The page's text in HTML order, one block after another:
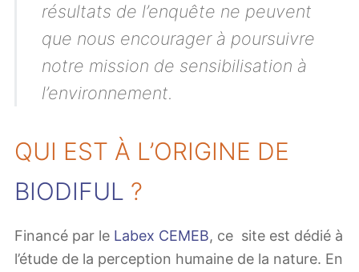
résultats de l’enquête ne peuvent
que nous encourager à poursuivre
notre mission de sensibilisation à
l’environnement.
QUI EST À L’ORIGINE DE
BIODIFUL ?
Financé par le Labex CEMEB, ce site est dédié à
l’étude de la perception humaine de la nature. En